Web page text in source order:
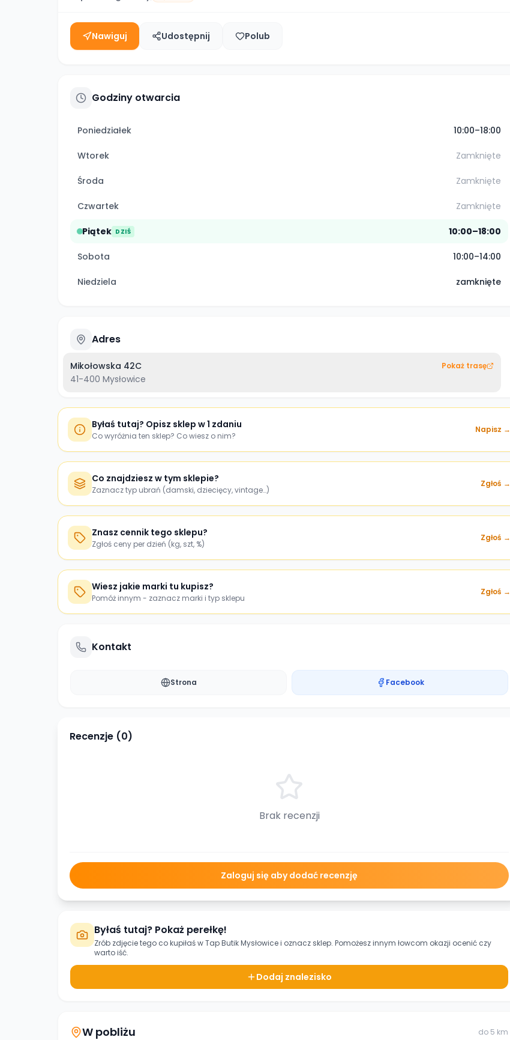
Nawiguj Udostępnij Polub
Godziny otwarcia
Poniedziałek 10:00–18:00
Wtorek Zamknięte
Środa Zamknięte
Czwartek Zamknięte
Piątek DZIŚ 10:00–18:00
Sobota 10:00–14:00
Niedziela zamknięte
Adres
Mikołowska 42C
41-400 Mysłowice
Pokaż trasę
Byłaś tutaj? Opisz sklep w 1 zdaniu
Co wyróżnia ten sklep? Co wiesz o nim?
Napisz →
Co znajdziesz w tym sklepie?
Zaznacz typ ubrań (damski, dziecięcy, vintage…)
Zgłoś →
Znasz cennik tego sklepu?
Zgłoś ceny per dzień (kg, szt, %)
Zgłoś →
Wiesz jakie marki tu kupisz?
Pomóż innym - zaznacz marki i typ sklepu
Zgłoś →
Kontakt
Strona Facebook
Recenzje (0)
Brak recenzji
Zaloguj się aby dodać recenzję
Byłaś tutaj? Pokaż perełkę!
Zrób zdjęcie tego co kupiłaś wTap Butik Mysłowicei oznacz sklep. Pomożesz innym łowcom okazji ocenić czy
warto iść.
Dodaj znalezisko
W pobliżu do 5 km